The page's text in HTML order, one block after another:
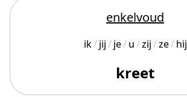
enkelvoud
ik jij je u zij ze hij
kreet